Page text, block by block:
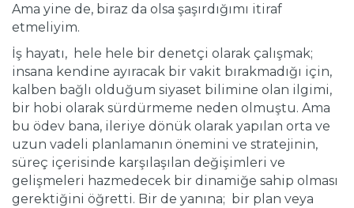
Ama yine de, biraz da olsa şaşırdığımı itiraf
etmeliyim.
İş hayatı, hele hele bir denetçi olarak çalışmak;
insana kendine ayıracak bir vakit bırakmadığı için,
kalben bağlı olduğum siyaset bilimine olan ilgimi,
bir hobi olarak sürdürmeme neden olmuştu. Ama
bu ödev bana, ileriye dönük olarak yapılan orta ve
uzun vadeli planlamanın önemini ve stratejinin,
süreç içerisinde karşılaşılan değişimleri ve
gelişmeleri hazmedecek bir dinamiğe sahip olması
gerektiğini öğretti. Bir de yanına; bir plan veya